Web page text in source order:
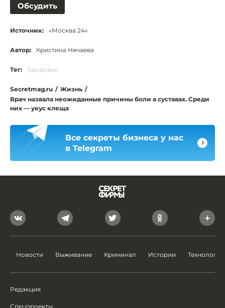
Обсудить
Источник: «Москва 24»
Автор: Кристина Нечаева
Тег: Здоровье
Secretmag.ru / Жизнь /
Врач назвала неожиданные причины боли в суставах. Среди
них — укус клеща
Все секреты бизнеса у нас
в Telegram
Новости Выживание Криминал Истории Технологии
Редакция
Спецпроекты